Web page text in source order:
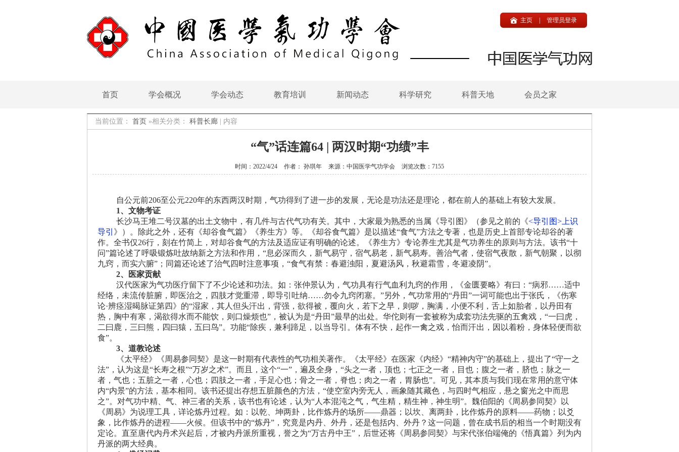
主页 管理员登录
首页 学会概况 学会动态 教育培训 新闻动态 科学研究 科普天地 会员之家
当前位置： 首页 »相关分类： 科普长廊 内容
“气”话连篇64 | 两汉时期“功绩”丰
时间：2022/4/24 作者： 孙琪年 来源：中国医学气功学会 浏览次数：7155
自公元前206至公元220年的东西两汉时期，气功得到了进一步的发展，无论是功法还是理论，都在前人的基础上有较大发展。
1、文物考证
长沙马王堆二号汉墓的出土文物中，有几件与古代气功有关。其中，大家最为熟悉的当属《导引图》（参见之前的《<导引图>上识
导引 》）。除此之外，还有《却谷食气篇》《养生方》等。《却谷食气篇》是以描述“食气”方法之专著，也是历史上首部专论却谷的著
作。全书仅26行，刻在竹简上，对却谷食气的方法及适应证有明确的论述。《养生方》专论养生尤其是气功养生的原则与方法。该书“十
问”篇论述了呼吸锻炼吐故纳新之方法和作用，“息必深而久，新气易守，宿气易老，新气易寿。善治气者，使宿气夜散，新气朝聚，以彻
九窍，而实六腑”；同篇还论述了治气四时注意事项，“食气有禁：春避浊阳，夏避汤风，秋避霜雪，冬避凌阴”。
2、医家贡献
汉代医家为气功医疗留下了不少论述和功法。如：张仲景认为，气功具有行气血利九窍的作用，《金匮要略》有曰：“病邪……适中
经络，未流传脏腑，即医治之，四肢才觉重滞，即导引吐纳……勿令九窍闭塞。”另外，气功常用的“丹田”一词可能也出于张氏，《伤寒
论·辨痉湿暍脉证第四》的“湿家，其人但头汗出，背强，欲得被，覆向火，若下之早，则哕，胸满，小便不利，舌上如胎者，以丹田有
热，胸中有寒，渴欲得水而不能饮，则口燥烦也”，被认为是“丹田”最早的出处。华佗则有一套被称为成套功法先驱的五禽戏，“一曰虎，
二曰鹿，三曰熊，四曰猿，五曰鸟”。功能“除疾，兼利蹄足，以当导引。体有不快，起作一禽之戏，怡而汗出，因以着粉，身体轻便而欲
食”。
3、道教论述
《太平经》《周易参同契》是这一时期有代表性的气功相关著作。《太平经》在医家《内经》“精神内守”的基础上，提出了“守一之
法”，认为这是“长寿之根”“万岁之术”。而且，这个“一”，遍及全身，“头之一者，顶也；七正之一者，目也；腹之一者，脐也；脉之一
者，气也；五脏之一者，心也；四肢之一者，手足心也；骨之一者，脊也；肉之一者，胃肠也”。可见，其本质与我们现在常用的意守体
内“内景”的方法，基本相同。该书还提出存想五脏颜色的方法，“使空室内旁无人，画象随其藏色，与四时气相应，悬之窗光之中而思
之”。对气功中精、气、神三者的关系，该书也有论述，认为“人本混沌之气，气生精，精生神，神生明”。魏伯阳的《周易参同契》以
《周易》为说理工具，详论炼丹过程。如：以乾、坤两卦，比作炼丹的场所——鼎器；以坎、离两卦，比作炼丹的原料——药物；以爻
象，比作炼丹的进程——火候。但该书中的“炼丹”，究竟是内丹、外丹，还是包括内、外丹？这一问题，曾在成书后的相当一个时期没有
定论。直至唐代内丹术兴起后，才被内丹派所重视，誉之为“万古丹中王”，后世还将《周易参同契》与宋代张伯端俺的《悟真篇》列为内
丹派的两大经典。